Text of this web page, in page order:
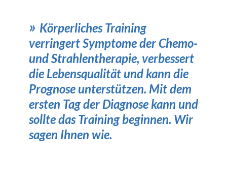
Körperliches Training
verringert Symptome der Chemo-
und Strahlentherapie, verbessert
die Lebensqualität und kann die
Prognose unterstützen. Mit dem
ersten Tag der Diagnose kann und
sollte das Training beginnen. Wir
sagen Ihnen wie.